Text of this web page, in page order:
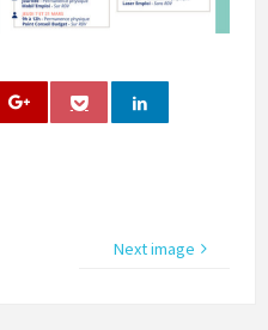
Next image